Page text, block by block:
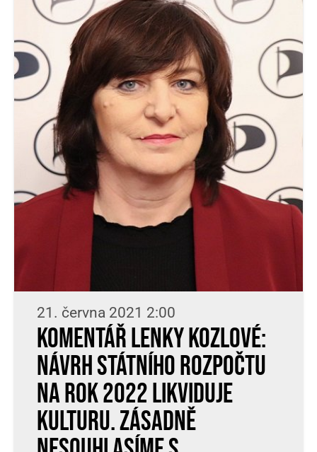
21. června 2021 2:00
Komentář Lenky Kozlové:
Návrh státního rozpočtu
na rok 2022 likviduje
kulturu. Zásadně